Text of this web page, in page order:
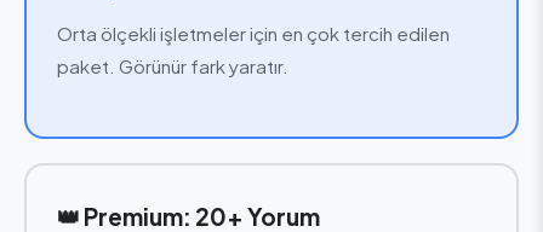
Orta ölçekli işletmeler için en çok tercih edilen
paket. Görünür fark yaratır.
👑 Premium: 20+ Yorum